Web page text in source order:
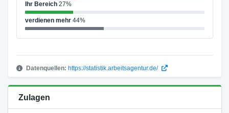
Ihr Bereich27%
verdienen mehr44%
Datenquellen: https://statistik.arbeitsagentur.de/
Zulagen